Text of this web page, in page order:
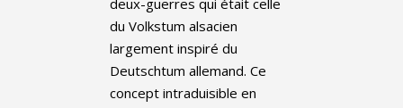
du Volkstum alsacien
largement inspiré du
Deutschtum allemand. Ce
concept intraduisible en